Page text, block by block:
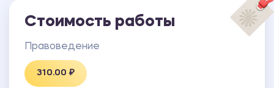
Стоимость работы
Правоведение
310.00 ₽